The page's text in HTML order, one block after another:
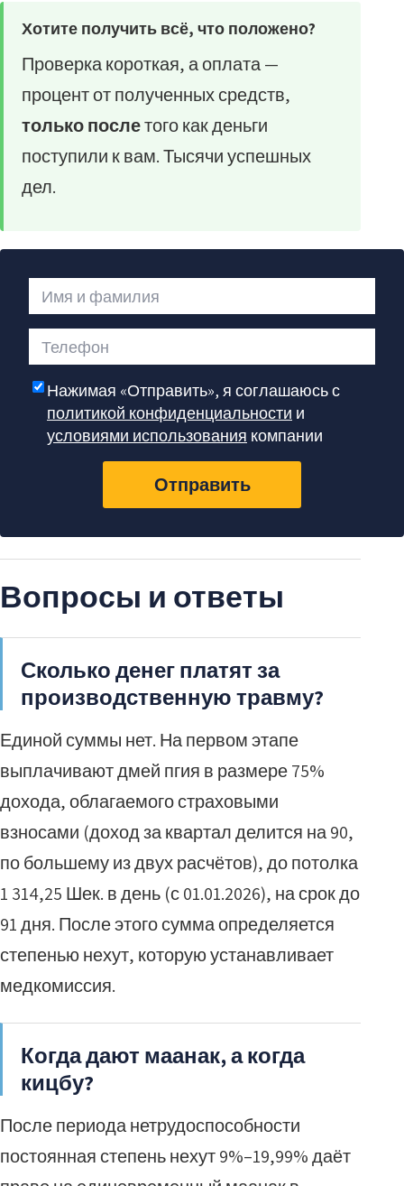
Хотите получить всё, что положено?
Проверка короткая, а оплата —
процент от полученных средств,
только послетого как деньги
поступили к вам. Тысячи успешных
дел.
Имя и фамилия
Телефон
Нажимая «Отправить», я соглашаюсь с
политикой конфиденциальности и
условиями использования компании
Отправить
Вопросы и ответы
Сколько денег платят за
производственную травму?
Единой суммы нет. На первом этапе
выплачивают дмей пгия в размере 75%
дохода, облагаемого страховыми
взносами (доход за квартал делится на 90,
по большему из двух расчётов), до потолка
1 314,25 Шек. в день (с 01.01.2026), на срок до
91 дня. После этого сумма определяется
степенью нехут, которую устанавливает
медкомиссия.
Когда дают маанак, а когда
кицбу?
После периода нетрудоспособности
постоянная степень нехут 9%–19,99% даёт